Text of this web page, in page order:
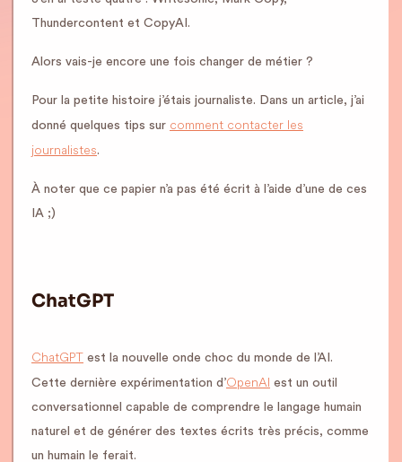
Thundercontent et CopyAI.
Alors vais-je encore une fois changer de métier ?
Pour la petite histoire j’étais journaliste. Dans un article, j’ai
donné quelques tips sur comment contacter les
journalistes.
À noter que ce papier n’a pas été écrit à l’aide d’une de ces
IA ;)
ChatGPT
ChatGPT est la nouvelle onde choc du monde de l’AI.
Cette dernière expérimentation d’OpenAI est un outil
conversationnel capable de comprendre le langage humain
naturel et de générer des textes écrits très précis, comme
un humain le ferait.